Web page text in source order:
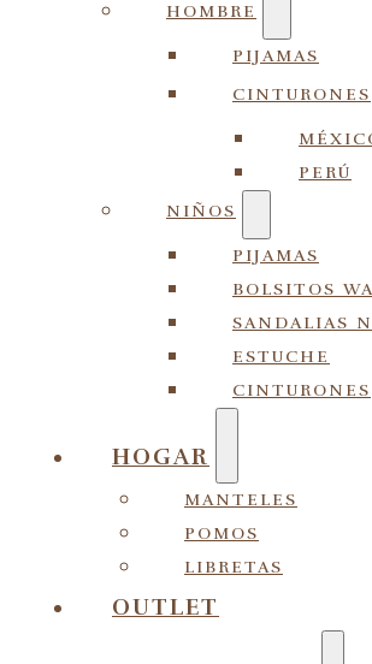
HOMBRE
PIJAMAS
CINTURONES
PERÚ
NIÑOS
PIJAMAS
BOLSITOS
SANDALIAS
ESTUCHE
CINTURONES
HOGAR
MANTELES
POMOS
LIBRETAS
OUTLET